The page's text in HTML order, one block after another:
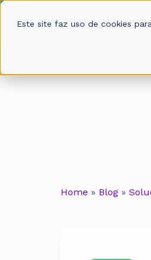
Este site faz uso de cookies
Home » Blog »